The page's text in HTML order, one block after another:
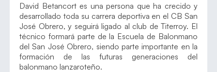
David Betancort es una persona que ha crecido y
desarrollado toda su carrera deportiva en el CB San
José Obrero, y seguirá ligado al club de Titerroy. El
técnico formará parte de la Escuela de Balonmano
del San José Obrero, siendo parte importante en la
formación de las futuras generaciones del
balonmano lanzaroteño.